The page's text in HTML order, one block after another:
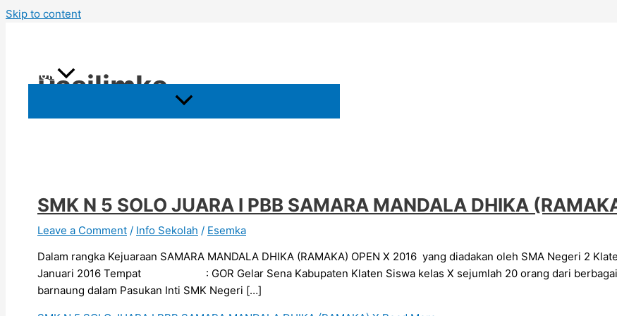
Skip to content
Profil
Pasilimka
SMK N 5 SOLO JUARA I PBB SAMARA MANDALA DHIKA
Leave a Comment / Info Sekolah / Esemka
Dalam rangka Kejuaraan SAMARA MANDALA DHIKA (RAMAKA) OPEN X 2016 yang diadakan oleh SMA Negeri
Januari 2016 Tempat : GOR Gelar Sena Kabupaten Klaten Siswa kelas X sejumlah 20 orang dari berbagai
barnaung dalam Pasukan Inti SMK Negeri […]